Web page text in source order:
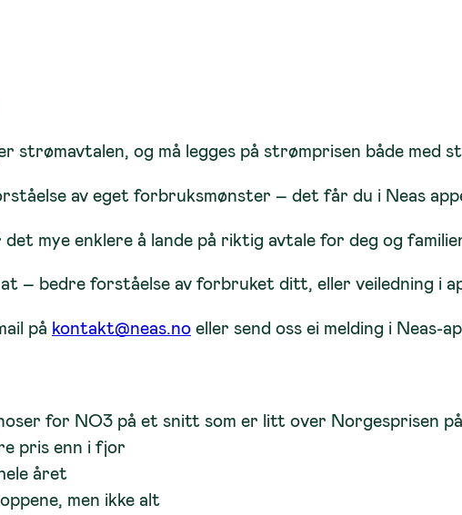
strømavtalen, og må legges på strømprisen både med
av eget forbruksmønster – det får du i Neas
mye enklere å lande på riktig avtale for deg og
– bedre forståelse av forbruket ditt, eller veiledning i
på kontakt@neas.noeller send oss ei melding i Neas-
for NO3 på et snitt som er litt over Norgesprisen
pris enn i fjor
året
men ikke alt